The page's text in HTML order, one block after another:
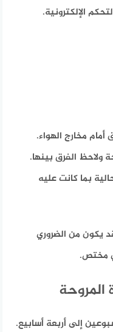
الإلكترونية.
مخارج الهواء.
ولاحظ الفرق بينها.
بما كانت عليه
يكون من الضروري
مختص.
إلى أربعة أسابيع.